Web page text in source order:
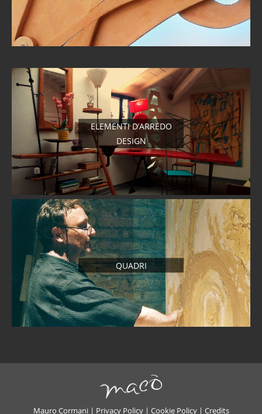
ELEMENTI D’ARREDO
DESIGN
QUADRI
Mauro Cormani | Privacy Policy| Cookie Policy| Credits